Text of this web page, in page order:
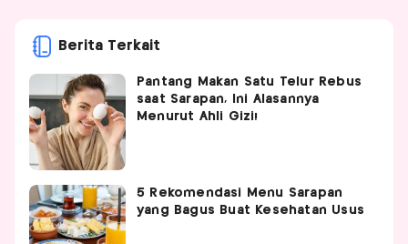
Berita Terkait
Pantang Makan Satu Telur Rebus
saat Sarapan, Ini Alasannya
Menurut Ahli Gizi!
5 Rekomendasi Menu Sarapan
yang Bagus Buat Kesehatan Usus